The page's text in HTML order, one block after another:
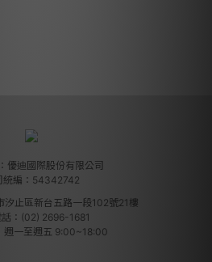
優迪國際股份有限公司
統編：54342742
汐止區新台五路一段102號21樓
話：(02) 2696-1681
週一至週五 9:00~18:00